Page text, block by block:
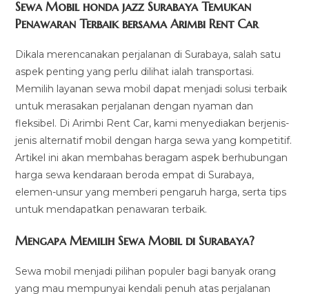
Sewa Mobil honda jazz Surabaya Temukan
Penawaran Terbaik bersama Arimbi Rent Car
Dikala merencanakan perjalanan di Surabaya, salah satu
aspek penting yang perlu dilihat ialah transportasi.
Memilih layanan sewa mobil dapat menjadi solusi terbaik
untuk merasakan perjalanan dengan nyaman dan
fleksibel. Di Arimbi Rent Car, kami menyediakan berjenis-
jenis alternatif mobil dengan harga sewa yang kompetitif.
Artikel ini akan membahas beragam aspek berhubungan
harga sewa kendaraan beroda empat di Surabaya,
elemen-unsur yang memberi pengaruh harga, serta tips
untuk mendapatkan penawaran terbaik.
Mengapa Memilih Sewa Mobil di Surabaya?
Sewa mobil menjadi pilihan populer bagi banyak orang
yang mau mempunyai kendali penuh atas perjalanan